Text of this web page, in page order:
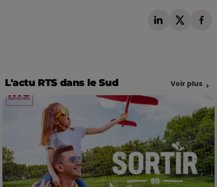
L'actu RTS dans le Sud Voir plus